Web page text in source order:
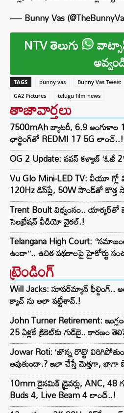
— Bunny Vas
NTV తెలుగు
TAGS bunny vas Bunny Vas Tweet
GA2 Pictures
telugu film news
తాజావార్తలు
7500mAh బ్యాటరీ, 6.9 అంగుళాల
ఛార్జింగ్‌తో REDMI 17 5G లాంచ్..!
OG 2 Update: పవన్ కళ్యాణ్ ‘ఓజీ
Vu Glo Mini-LED TV: వీయూ
120Hz డిస్‌ప్లే, 50W సౌండ్‌తో కొత్త
Trent Boult విధ్వంసం.. యార్కర్‌తో
సెలబ్రేషన్ వీడియో వైరల్.!
Telangana High Court:
ఉందా”.. ఉచిత పథకాలపై హైకోర్టు
ట్రెండింగ్‌
Will Jacks: సూపర్‌మ్యాన్
క్యాచ్ ను అలా పట్టేశావ్.!
John Turner Retirement:
25 ఏళ్లకే క్రికెట్‌కు గుడ్‌బై.. కారణం
Jowar Roti: ‘జొన్న రొట్టె’
అవుతుందా.? ఇలా చేస్తే మెత్తగా, బాగా
10mm డైనమిక్ డ్రైవర్లు, ANC,
Buds 4, Live Beam 4 లాంచ్..!